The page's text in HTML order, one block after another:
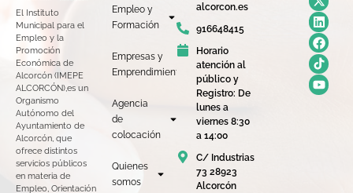
El Instituto
Municipal para el
Empleo y la
Promoción
Económica de
Alcorcón (IMEPE
ALCORCÓN),es un
Organismo
Autónomo del
Ayuntamiento de
Alcorcón, que
ofrece distintos
servicios públicos
en materia de
Empleo, Orientación
Empleo y
Formación
Empresas y
Emprendimiento
Agencia
de
colocación
Quienes
somos
alcorcon.es
916648415
Horario
atención al
público y
Registro: De
lunes a
viernes 8:30
a 14:00
C/ Industrias
73 28923
Alcorcón